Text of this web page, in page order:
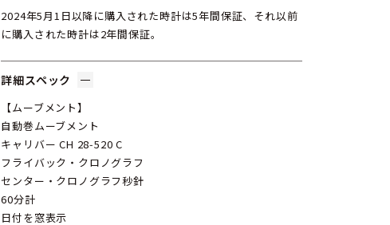
2024年5月1日以降に購入された時計は5年間保証、それ以前
に購入された時計は2年間保証。
詳細スペック
【ムーブメント】
自動巻ムーブメント
キャリバー CH 28‑520 C
フライバック・クロノグラフ
センター・クロノグラフ秒針
60分計
日付を窓表示